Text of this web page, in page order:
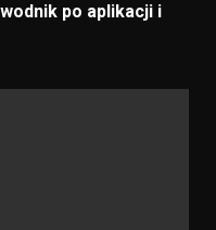
po aplikacji i